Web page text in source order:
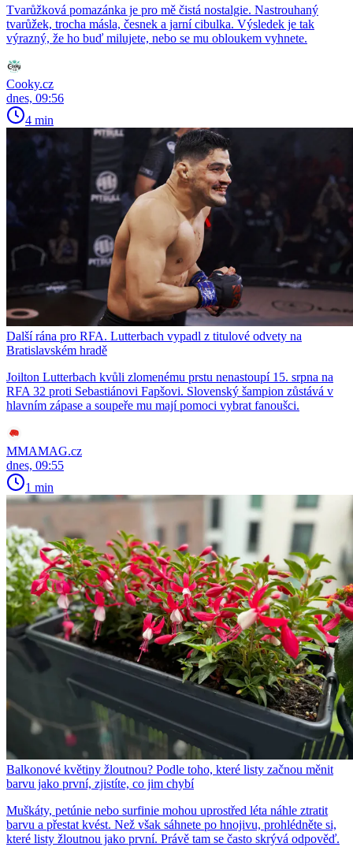
Tvarůžková pomazánka je pro mě čistá nostalgie. Nastrouhaný
tvarůžek, trocha másla, česnek a jarní cibulka. Výsledek je tak
výrazný, že ho buď milujete, nebo se mu obloukem vyhnete.
Cooky.cz
dnes, 09:56
4 min
Další rána pro RFA. Lutterbach vypadl z titulové odvety na
Bratislavském hradě
Joilton Lutterbach kvůli zlomenému prstu nenastoupí 15. srpna na
RFA 32 proti Sebastiánovi Fapšovi. Slovenský šampion zůstává v
hlavním zápase a soupeře mu mají pomoci vybrat fanoušci.
MMAMAG.cz
dnes, 09:55
1 min
Balkonové květiny žloutnou? Podle toho, které listy začnou měnit
barvu jako první, zjistíte, co jim chybí
Muškáty, petúnie nebo surfinie mohou uprostřed léta náhle ztratit
barvu a přestat kvést. Než však sáhnete po hnojivu, prohlédněte si,
které listy žloutnou jako první. Právě tam se často skrývá odpověď.